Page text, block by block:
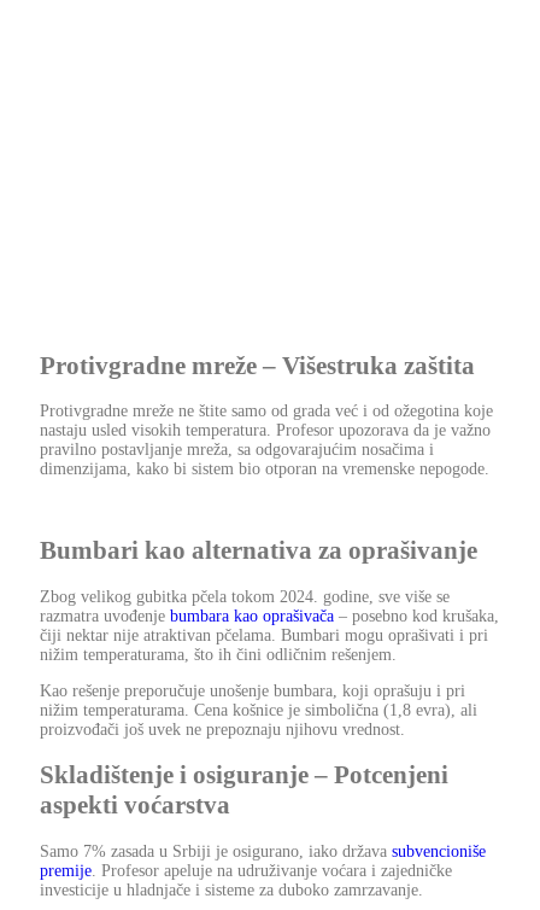
Protivgradne mreže – Višestruka zaštita
Protivgradne mreže ne štite samo od grada već i od ožegotina koje
nastaju usled visokih temperatura. Profesor upozorava da je važno
pravilno postavljanje mreža, sa odgovarajućim nosačima i
dimenzijama, kako bi sistem bio otporan na vremenske nepogode.
Bumbari kao alternativa za oprašivanje
Zbog velikog gubitka pčela tokom 2024. godine, sve više se
razmatra uvođenje bumbara kao oprašivača – posebno kod krušaka,
čiji nektar nije atraktivan pčelama. Bumbari mogu oprašivati i pri
nižim temperaturama, što ih čini odličnim rešenjem.
Kao rešenje preporučuje unošenje bumbara, koji oprašuju i pri
nižim temperaturama. Cena košnice je simbolična (1,8 evra), ali
proizvođači još uvek ne prepoznaju njihovu vrednost.
Skladištenje i osiguranje – Potcenjeni
aspekti voćarstva
Samo 7% zasada u Srbiji je osigurano, iako država subvencioniše
premije . Profesor apeluje na udruživanje voćara i zajedničke
investicije u hladnjače i sisteme za duboko zamrzavanje.